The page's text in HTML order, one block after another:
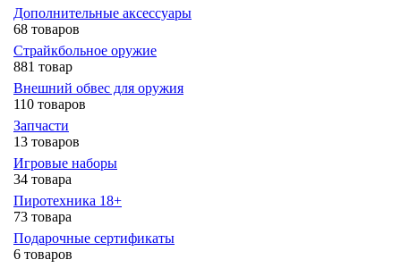
Дополнительные аксессуары
68 товаров
Страйкбольное оружие
881 товар
Внешний обвес для оружия
110 товаров
Запчасти
13 товаров
Игровые наборы
34 товара
Пиротехника 18+
73 товара
Подарочные сертификаты
6 товаров